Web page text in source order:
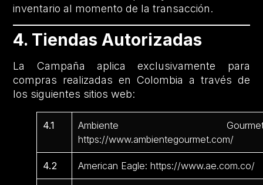
inventario al momento de la transacción.
4. Tiendas Autorizadas
La Campaña aplica exclusivamente para
compras realizadas en Colombia a través de
los siguientes sitios web:
4.1
Ambiente
https://www.ambientegourmet.com/
4.2 American Eagle: https://www.ae.com.co/